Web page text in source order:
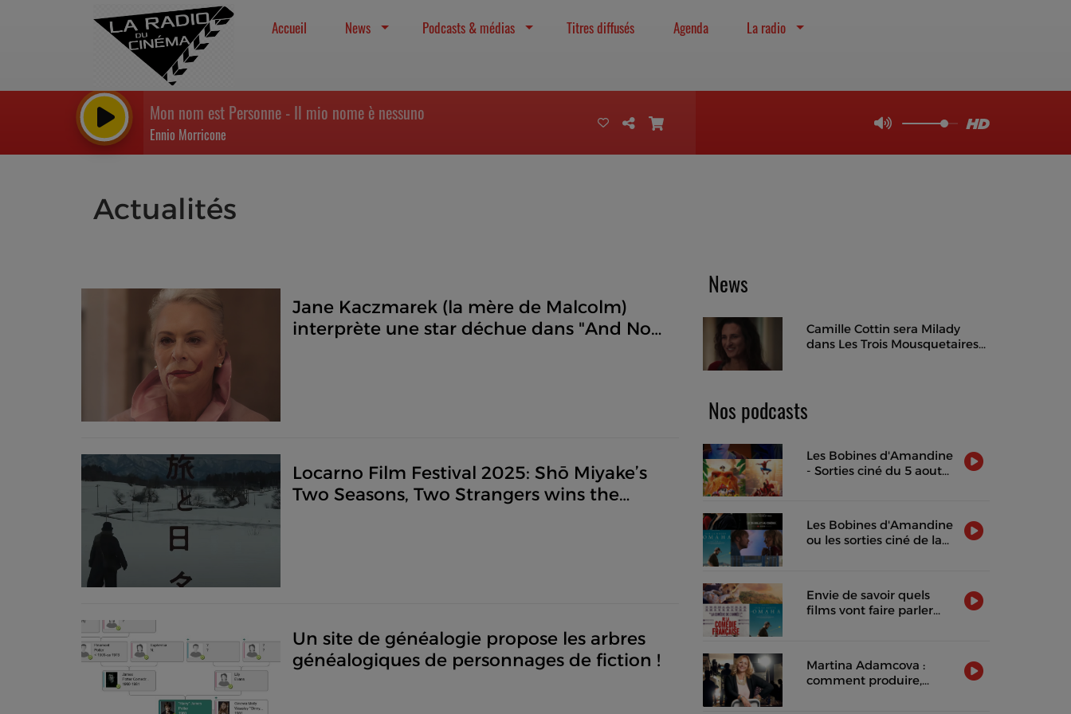
Accueil News Podcasts & médias Titres diffusés Agenda La radio
Mon nom est Personne - Il mio nome è nessuno
Ennio Morricone
Actualités
Jane Kaczmarek (la mère de Malcolm)
interprète une star déchue dans "And Now
Locarno Film Festival 2025: Shō Miyake’s
Two Seasons, Two Strangers wins the
Un site de généalogie propose les arbres
généalogiques de personnages de fiction !
News
Camille Cottin sera Milady
dans Les Trois Mousquetaires
Nos podcasts
Les Bobines d'Amandine
- Sorties ciné du 5 aout
Les Bobines d'Amandine
ou les sorties ciné de la
Envie de savoir quels
films vont faire parler
Martina Adamcova :
comment produire,